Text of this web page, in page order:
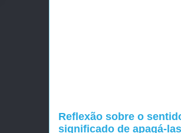
Reflexão sobre o
significado de apagá-las